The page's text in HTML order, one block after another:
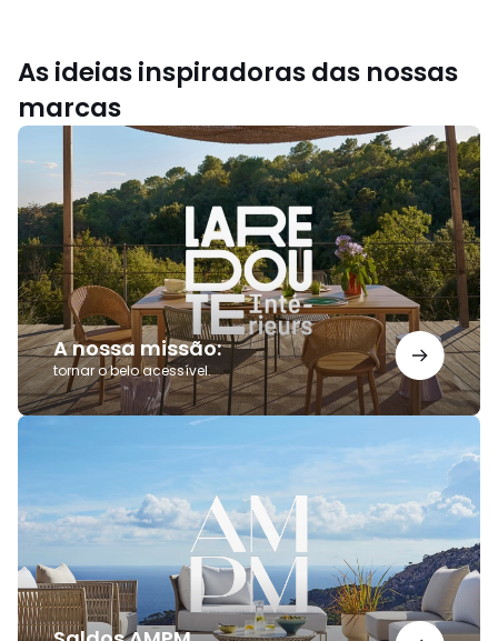
As ideias inspiradoras das nossas
marcas
A nossa missão:
tornar o belo acessível.
A
nossa
Saldos